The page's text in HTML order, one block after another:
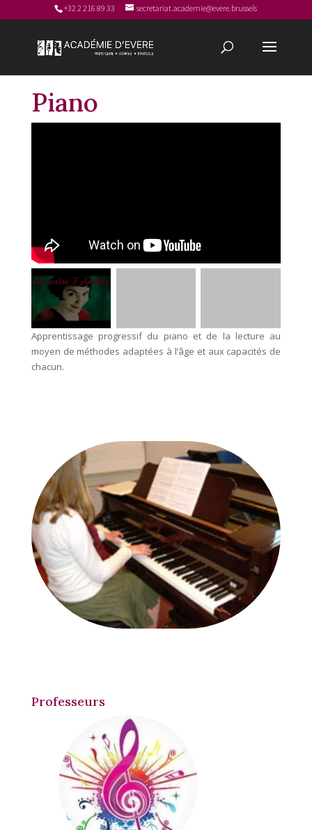
+32 2 216 89 33 secretariat.academie@evere.brussels
Piano
Apprentissage progressif du piano et de la lecture au
moyen de méthodes adaptées à l’âge et aux capacités de
chacun.
Professeurs